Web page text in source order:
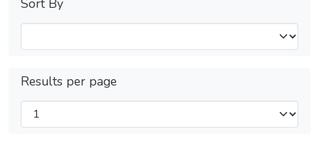
Results per page